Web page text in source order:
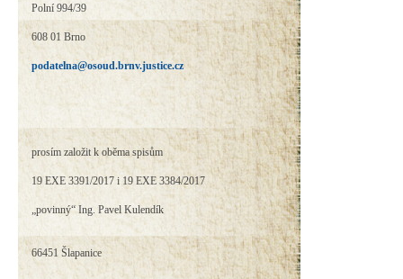
Polní 994/39
608 01 Brno
podatelna@osoud.brnv.justice.cz
prosím založit k oběma spisům
19 EXE 3391/2017 i 19 EXE 3384/2017
„povinný“ Ing. Pavel Kulendík
66451 Šlapanice